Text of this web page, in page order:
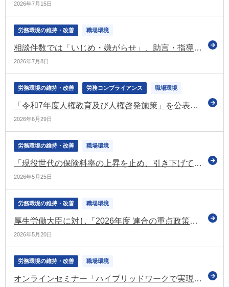
2026年7月15日
労務環境の維持・改善 職場環境
相談件数では「いじめ・嫌がらせ」、助言・指導の申出件数では「労働条件の引き下げ」、あっせんの申請件数では「解雇」がトップ（令和7年度の個別労働紛争の状況）
2026年7月8日
労務環境の維持・改善 労務コンプライアンス 職場環境
「令和7年度人権教育及び人権啓発施策」を公表 ビジネスと人権や職場におけるハラスメント対策についても掲載（法務省）
2026年6月29日
労務環境の維持・改善 職場環境
「現役世代の保険料率の上昇を止め、引き下げていく」 令和8年度中に改革の具体化と工程の明確化を図る（経済財政諮問会議）
2026年5月25日
労務環境の維持・改善 職場環境
厚生労働大臣に対し「2026年度 連合の重点政策」について要請（連合）
2026年5月20日
労務環境の維持・改善 職場環境
オンラインセミナー「ハイブリッドワークで実現するウェルビーイング経営」を開催（テレワーク総合ポータルサイト）